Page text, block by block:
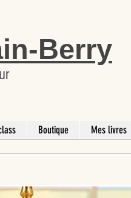
Berry
Boutique Mes livres